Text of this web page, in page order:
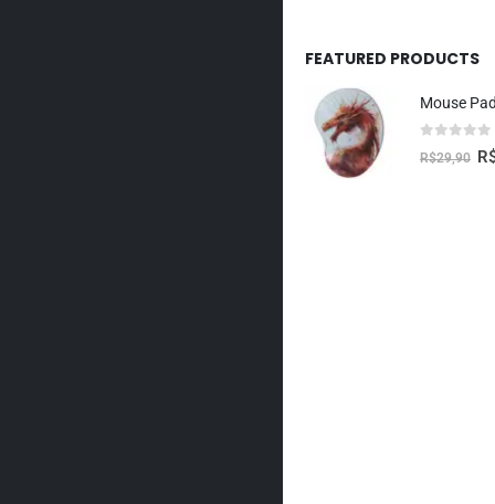
FEATURED PRODUCTS
fora de 5
R$29,90